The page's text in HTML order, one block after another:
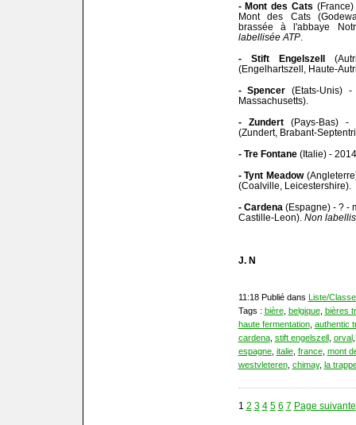
- Mont des Cats
Mont des Cats
brassée à l'abbaye
labellisée ATP.
- Stift Engelszell
(Engelhartszell, Haute-
- Spencer (Etats-Unis)
Massachusetts).
- Zundert(Pays-Bas) -
(Zundert, Brabant-
- Tre Fontane(Italie) -
- Tynt Meadow
(Coalville, Leicestershire).
- Cardena (Espagne) - ? -
Castille-Leon). Non
J. N
11:18 Publié dans Liste/
Tags : bière, belgique, bières
haute fermentation, authentic
cardena, stift engelszell, orval
espagne, italie, france, mont
westvleteren, chimay, la
1 2 3 4 5 6 7 Page suivante